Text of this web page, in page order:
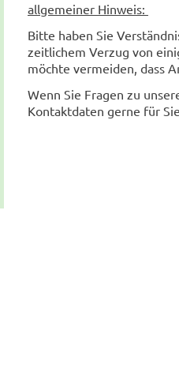
allgemeiner Hinweis:
Bitte haben Sie
zeitlichem Verzug von
möchte vermeiden, dass
Wenn Sie Fragen zu
Kontaktdaten gerne für